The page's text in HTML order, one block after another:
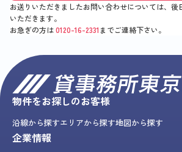
お送りいただきましたお問い合わせについては、後
いただきます。
お急ぎの方は0120-16-2331 までご連絡下さい。
物件をお探しのお客様
沿線から探すエリアから探す地図から探す
企業情報